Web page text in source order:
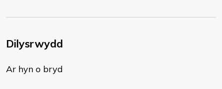
Dilysrwydd
Ar hyn o bryd